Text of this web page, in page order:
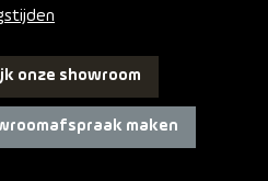
onze showroom
maken